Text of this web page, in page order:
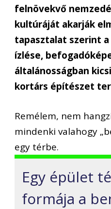
felnövekvő
kultúráját akarják
tapasztalat szerint
ízlése,
általánosságban
kortárs építészet
Remélem, nem
mindenki valahogy
egy térbe.
Egy épület
formája a